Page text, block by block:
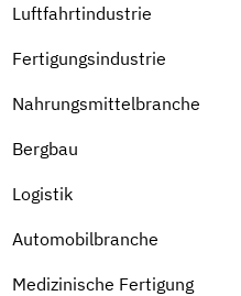
Luftfahrtindustrie
Fertigungsindustrie
Nahrungsmittelbranche
Bergbau
Logistik
Automobilbranche
Medizinische Fertigung